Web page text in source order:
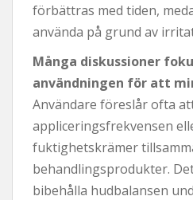
förbättras med tiden,
använda på grund av
Många diskussioner
användningen för att
Användare föreslår ofta
appliceringsfrekvensen
fuktighetskrämer
behandlingsprodukter.
bibehålla hudbalansen